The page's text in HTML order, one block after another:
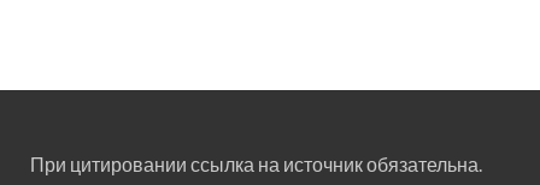
При цитировании ссылка на источник обязательна.